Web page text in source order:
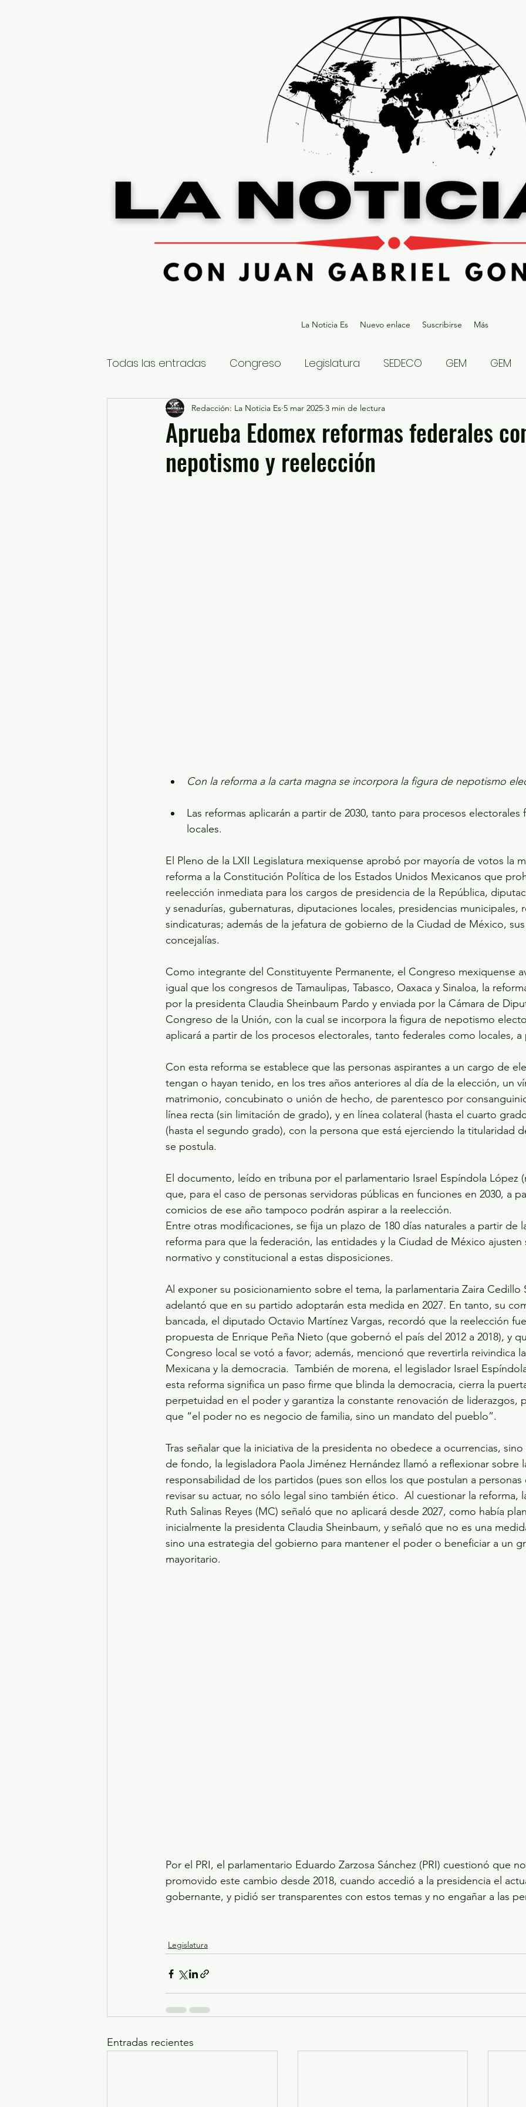
La Noticia Es Nuevo enlace Suscribirse Más
Todas las entradas Congreso Legislatura SEDECO GEM GEM
Nacional Estatal Gubernatura Edoméx 2023
Educación y Cultura Seguridad y Justicia
Aprueba Edomex reformas federales
nepotismo y reelección
Redacción: La Noticia Es 5 mar 2025 3 min de lectura
Con la reforma a la carta magna se incorpora la figura de nepotismo
Las reformas aplicarán a partir de 2030, tanto para procesos electorales
locales.
El Pleno de la LXII Legislatura mexiquense aprobó por mayoría de votos la
reforma a la Constitución Política de los Estados Unidos Mexicanos que
reelección inmediata para los cargos de presidencia de la República,
y senadurías, gubernaturas, diputaciones locales, presidencias municipales,
sindicaturas; además de la jefatura de gobierno de la Ciudad de México, sus
concejalías.
Como integrante del Constituyente Permanente, el Congreso mexiquense
igual que los congresos de Tamaulipas, Tabasco, Oaxaca y Sinaloa, la
por la presidenta Claudia Sheinbaum Pardo y enviada por la Cámara de
Congreso de la Unión, con la cual se incorpora la figura de nepotismo
aplicará a partir de los procesos electorales, tanto federales como locales, a
Con esta reforma se establece que las personas aspirantes a un cargo de
tengan o hayan tenido, en los tres años anteriores al día de la elección, un
matrimonio, concubinato o unión de hecho, de parentesco por
línea recta (sin limitación de grado), y en línea colateral (hasta el cuarto
(hasta el segundo grado), con la persona que está ejerciendo la titularidad
se postula.
El documento, leído en tribuna por el parlamentario Israel Espíndola López
que, para el caso de personas servidoras públicas en funciones en 2030, a
comicios de ese año tampoco podrán aspirar a la reelección.
Entre otras modificaciones, se fija un plazo de 180 días naturales a partir de
reforma para que la federación, las entidades y la Ciudad de México ajusten
normativo y constitucional a estas disposiciones.
Al exponer su posicionamiento sobre el tema, la parlamentaria Zaira Cedillo
adelantó que en su partido adoptarán esta medida en 2027. En tanto, su
bancada, el diputado Octavio Martínez Vargas, recordó que la reelección
propuesta de Enrique Peña Nieto (que gobernó el país del 2012 a 2018), y
Congreso local se votó a favor; además, mencionó que revertirla reivindica
Mexicana y la democracia.  También de morena, el legislador Israel
esta reforma significa un paso firme que blinda la democracia, cierra la
perpetuidad en el poder y garantiza la constante renovación de liderazgos,
que “el poder no es negocio de familia, sino un mandato del pueblo”.
Tras señalar que la iniciativa de la presidenta no obedece a ocurrencias,
de fondo, la legisladora Paola Jiménez Hernández llamó a reflexionar sobre
responsabilidad de los partidos (pues son ellos los que postulan a personas
revisar su actuar, no sólo legal sino también ético.  Al cuestionar la reforma,
Ruth Salinas Reyes (MC) señaló que no aplicará desde 2027, como había
inicialmente la presidenta Claudia Sheinbaum, y señaló que no es una
sino una estrategia del gobierno para mantener el poder o beneficiar a un
mayoritario.
Por el PRI, el parlamentario Eduardo Zarzosa Sánchez (PRI) cuestionó que
promovido este cambio desde 2018, cuando accedió a la presidencia el
gobernante, y pidió ser transparentes con estos temas y no engañar a las
Legislatura
Entradas recientes